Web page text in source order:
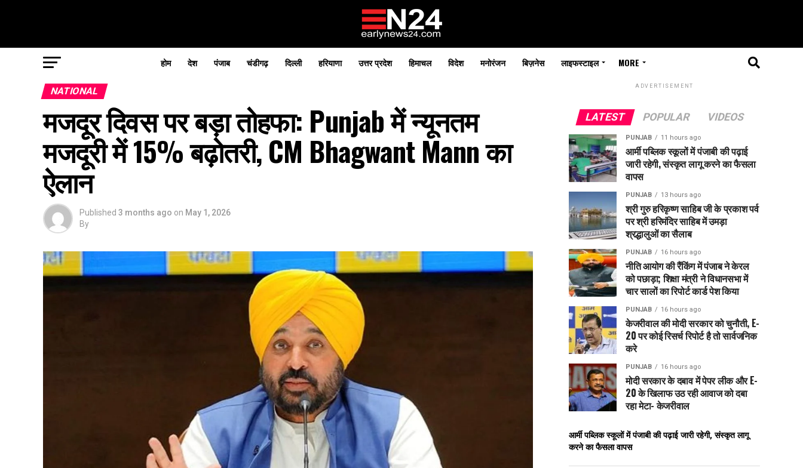
होम देश पंजाब चंडीगढ़ दिल्ली हरियाणा उत्तर प्रदेश हिमाचल विदेश मनोरंजन बिज़नेस लाइफस्टाइल MORE
NATIONAL
मजदूर दिवस पर बड़ा तोहफा: Punjab में न्यूनतम
मजदूरी में 15% बढ़ोतरी, CM Bhagwant Mann का
ऐलान
Published 3 months ago on May 1, 2026
By
ADVERTISEMENT
LATEST POPULAR VIDEOS
PUNJAB 11 hours ago
आर्मी पब्लिक स्कूलों में पंजाबी की पढ़ाई
जारी रहेगी, संस्कृत लागू करने का फैसला
वापस
PUNJAB 13 hours ago
श्री गुरु हरिकृष्ण साहिब जी के प्रकाश पर्व
पर श्री हरिमंदिर साहिब में उमड़ा
श्रद्धालुओं का सैलाब
PUNJAB 16 hours ago
नीति आयोग की रैंकिंग में पंजाब ने केरल
को पछाड़ा; शिक्षा मंत्री ने विधानसभा में
चार सालों का रिपोर्ट कार्ड पेश किया
PUNJAB 16 hours ago
केजरीवाल की मोदी सरकार को चुनौती, E-
20 पर कोई रिसर्च रिपोर्ट है तो सार्वजनिक
करे
PUNJAB 16 hours ago
मोदी सरकार के दबाव में पेपर लीक और E-
20 के खिलाफ उठ रही आवाज को दबा
रहा मेटा- केजरीवाल
आर्मी पब्लिक स्कूलों में पंजाबी की पढ़ाई जारी रहेगी, संस्कृत लागू
करने का फैसला वापस